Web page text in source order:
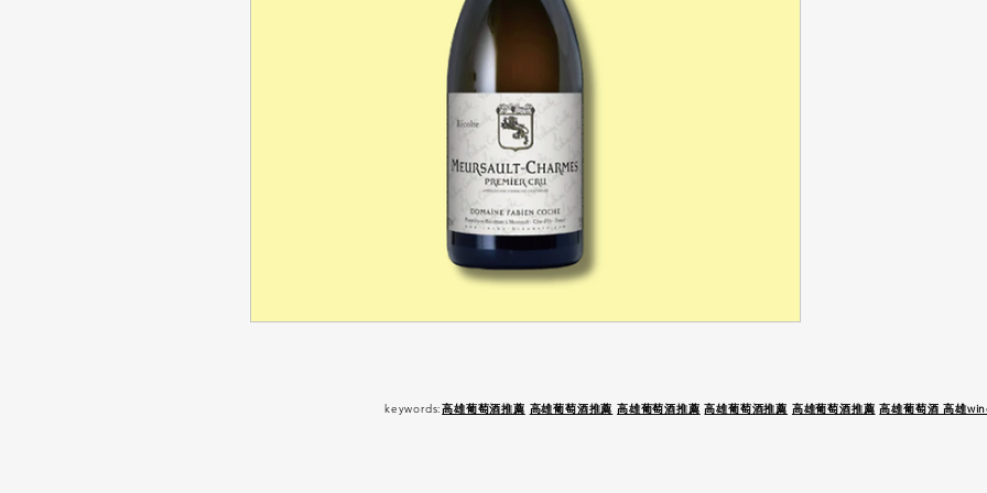
keywords:高雄葡萄酒推薦 高雄葡萄酒推薦 高雄葡萄酒推薦 高雄葡萄酒推薦 高雄葡萄酒推薦 高雄葡萄酒 高雄